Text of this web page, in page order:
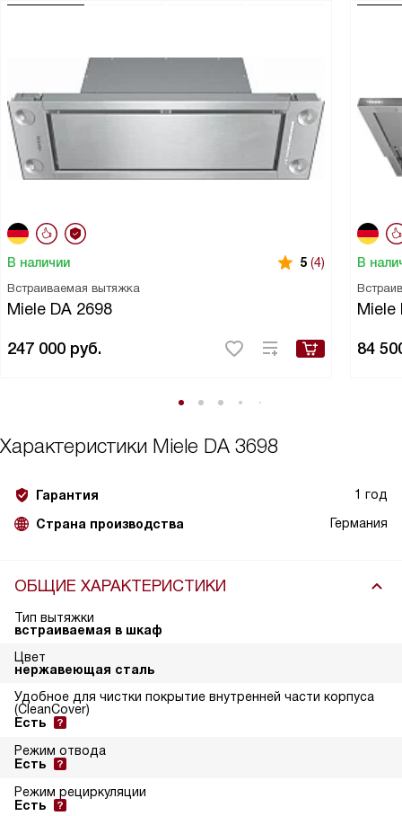
В наличии 5 (4)
Встраиваемая вытяжка
Miele DA 2698
247 000 руб.
В
Miele
84
Характеристики Miele DA 3698
Гарантия 1 год
Страна производства Германия
ОБЩИЕ ХАРАКТЕРИСТИКИ
Тип вытяжки
встраиваемая в шкаф
Цвет
нержавеющая сталь
Удобное для чистки покрытие внутренней части корпуса
(CleanCover)
Есть
Режим отвода
Есть
Режим рециркуляции
Есть